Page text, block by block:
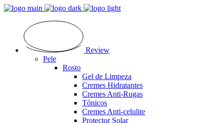
Review
Pele
Rosto
Gel de Limpeza
Cremes Hidratantes
Cremes Anti-Rugas
Tónicos
Cremes Anti-celulite
Protector Solar